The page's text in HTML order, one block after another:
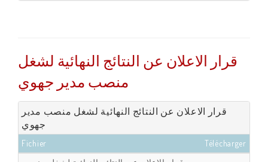
قرار الاعلان عن النتائج النهائية لشغل
منصب مدير جهوي
قرار الاعلان عن النتائج النهائية لشغل منصب مدير
جهوي
Fichier
Télécharger